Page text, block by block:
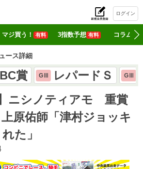
ログイン
マジ買う！ 有料 3指数予想 有料 コラム
ース詳細
賞 GⅢ レパードＳ GⅢ
】ニシノティアモ 重賞
原佑師「津村ジョッキ
た」